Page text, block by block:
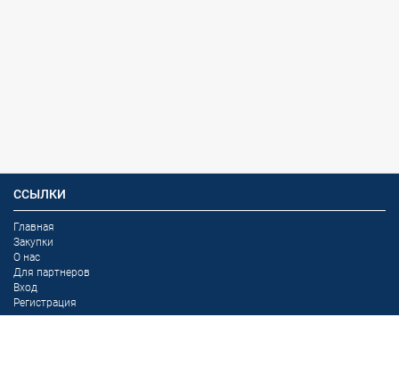
ССЫЛКИ
Главная
Закупки
О нас
Для партнеров
Вход
Регистрация